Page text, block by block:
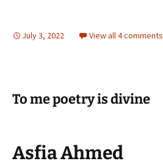
July 3, 2022 View all 4 comments
To me poetry is divine
Asfia Ahmed